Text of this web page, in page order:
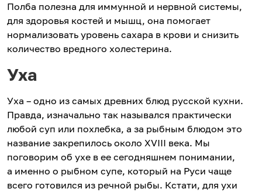
Полба полезна для иммунной и нервной системы,
для здоровья костей и мышц, она помогает
нормализовать уровень сахара в крови и снизить
количество вредного холестерина.
Уха
Уха – одно из самых древних блюд русской кухни.
Правда, изначально так назывался практически
любой суп или похлебка, а за рыбным блюдом это
название закрепилось около XVIII века. Мы
поговорим об ухе в ее сегодняшнем понимании,
а именно о рыбном супе, который на Руси чаще
всего готовился из речной рыбы. Кстати, для ухи